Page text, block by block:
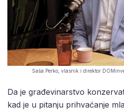
Saša Perko, vlasnik i direktor
Da je građevinarstvo
kad je u pitanju prihvaćanje